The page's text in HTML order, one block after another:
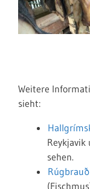
Weitere
sieht:
sehen.
Rúgbrauð